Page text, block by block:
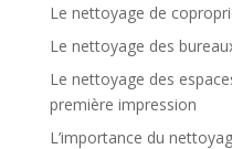
Le nettoyage de
Le nettoyage des
Le nettoyage des
première impression
L’importance du